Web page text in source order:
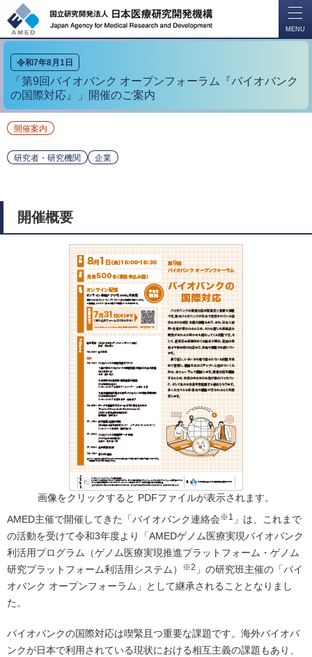
MENU
令和7年8月1日
「第9回バイオバンク オープンフォーラム『バイオバンク
の国際対応』」開催のご案内
開催案内
研究者・研究機関 企業
開催概要
AMED主催で開催してきた「バイオバンク連絡会※1 」は、これまで
の活動を受けて令和3年度より「AMEDゲノム医療実現バイオバンク
利活用プログラム（ゲノム医療実現推進プラットフォーム・ゲノム
研究プラットフォーム利活用システム）
※2 」の研究班主催の「バイ
オバンク オープンフォーラム」として継承されることとなりまし
た。
バイオバンクの国際対応は喫緊且つ重要な課題です。海外バイオバ
ンクが日本で利用されている現状における相互主義の課題もあり、
画像をクリックすると PDFファイルが表示されます。